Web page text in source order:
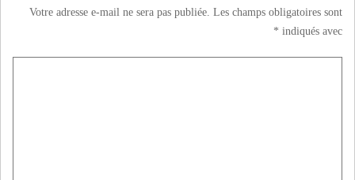
Votre adresse e-mail ne sera pas publiée. Les champs obligatoires sont
indiqués avec
*